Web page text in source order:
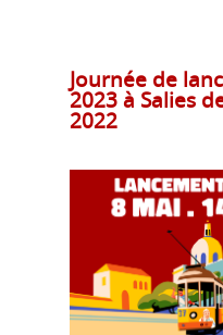
Journée de
2023 à Salies
2022